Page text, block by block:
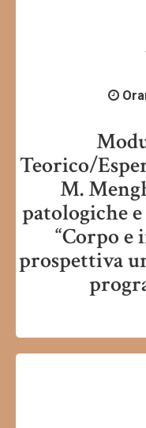
Teorico/
M.
patologiche
“Corpo e
prospettiva